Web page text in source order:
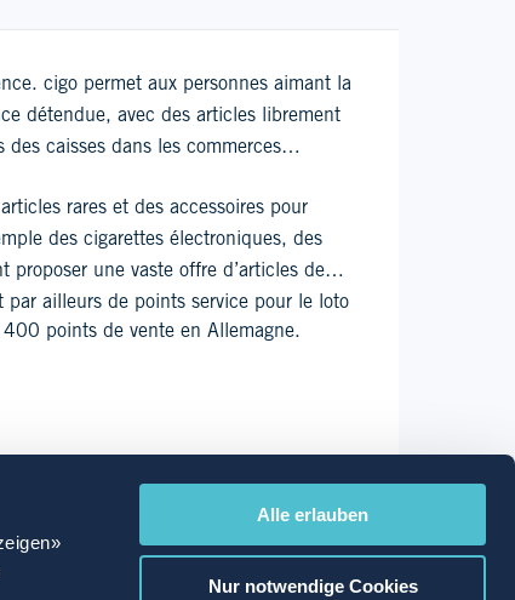
Alle erlauben
Nur notwendige Cookies
cigo permet aux personnes aimant la
détendue, avec des articles librement
caisses dans les commerces
rares et des accessoires pour
des cigarettes électroniques, des
une vaste offre d’articles de
par ailleurs de points service pour le loto
points de vente en Allemagne.